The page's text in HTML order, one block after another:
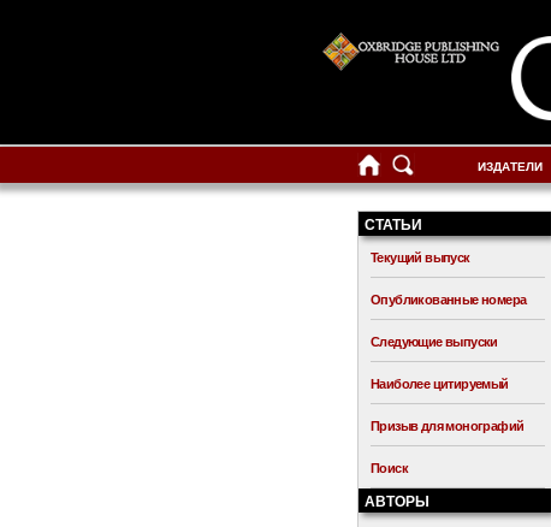
ИЗДАТЕЛИ
СТАТЬИ
Текущий выпуск
Опубликованные номера
Следующие выпуски
Наиболее цитируемый
Призыв для монографий
Поиск
АВТОРЫ